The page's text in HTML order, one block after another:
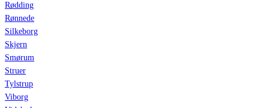
Rødding
Rønnede
Silkeborg
Skjern
Smørum
Struer
Tylstrup
Viborg